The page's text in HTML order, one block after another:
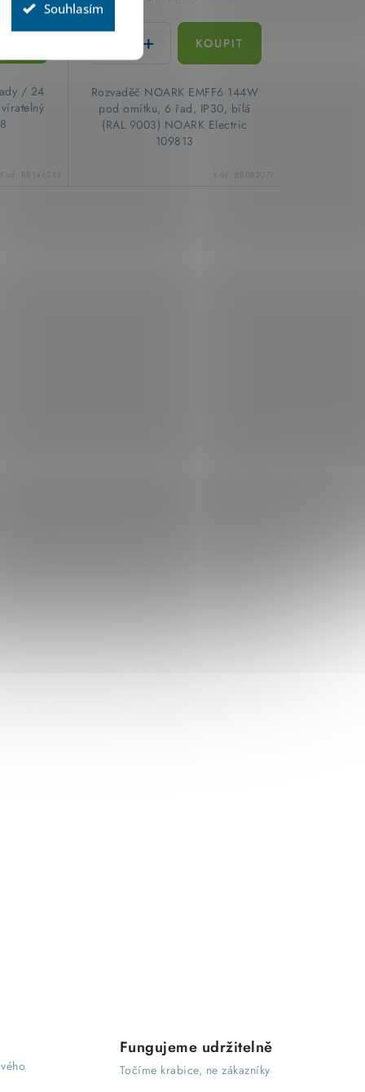
Souhlasím
/ 24
Kód: BB146283
​Rozvaděč NOARK EMFF6 144W
pod omítku, 6 řad, IP30, bílá
(RAL 9003) NOARK Electric
109813
Kód: BB082071
Fungujeme udržitelně
Točíme krabice, ne zákazníky